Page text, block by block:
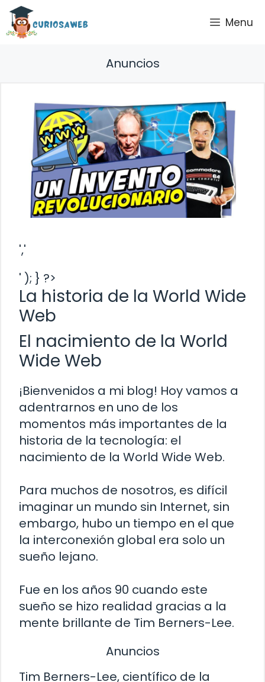
Saltar
contenido
Menu
Anuncios
','
' ); } ?>
La historia de la World Wide
Web
El nacimiento de la World
Wide Web
¡Bienvenidos a mi blog! Hoy vamos a
adentrarnos en uno de los
momentos más importantes de la
historia de la tecnología: el
nacimiento de la World Wide Web.
Para muchos de nosotros, es difícil
imaginar un mundo sin Internet, sin
embargo, hubo un tiempo en el que
la interconexión global era solo un
sueño lejano.
Fue en los años 90 cuando este
sueño se hizo realidad gracias a la
mente brillante de Tim Berners-Lee.
Anuncios
Tim Berners-Lee, científico de la